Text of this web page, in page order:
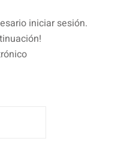
iniciar sesión.